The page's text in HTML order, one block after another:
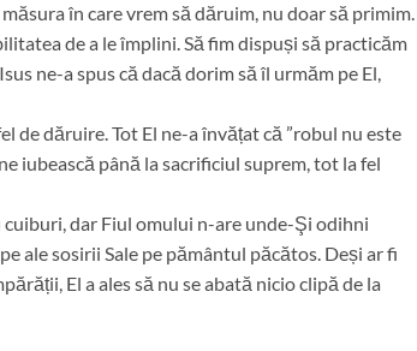
în care vrem să dăruim, nu doar să primim.
de a le împlini. Să fim dispuși să practicăm
ne-a spus că dacă dorim să îl urmăm pe El,
de dăruire. Tot El ne-a învățat că ”robul nu este
iubească până la sacrificiul suprem, tot la fel
dar Fiul omului n-are unde-Şi odihni
ale sosirii Sale pe pământul păcătos. Deși ar fi
El a ales să nu se abată nicio clipă de la